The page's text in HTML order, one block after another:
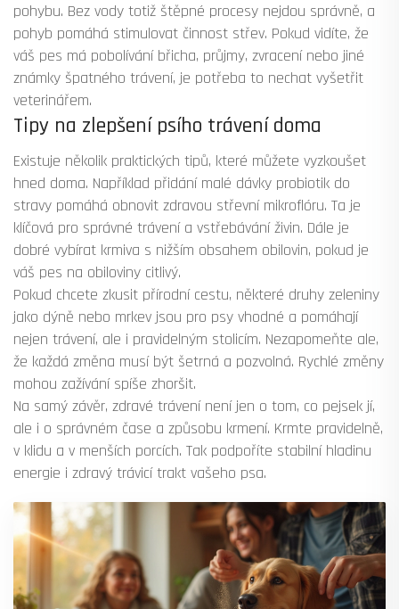
pohybu. Bez vody totiž štěpné procesy nejdou správně, a
pohyb pomáhá stimulovat činnost střev. Pokud vidíte, že
váš pes má pobolívání břicha, průjmy, zvracení nebo jiné
známky špatného trávení, je potřeba to nechat vyšetřit
veterinářem.
Tipy na zlepšení psího trávení doma
Existuje několik praktických tipů, které můžete vyzkoušet
hned doma. Například přidání malé dávky probiotik do
stravy pomáhá obnovit zdravou střevní mikroflóru. Ta je
klíčová pro správné trávení a vstřebávání živin. Dále je
dobré vybírat krmiva s nižším obsahem obilovin, pokud je
váš pes na obiloviny citlivý.
Pokud chcete zkusit přírodní cestu, některé druhy zeleniny
jako dýně nebo mrkev jsou pro psy vhodné a pomáhají
nejen trávení, ale i pravidelným stolicím. Nezapomeňte ale,
že každá změna musí být šetrná a pozvolná. Rychlé změny
mohou zažívání spíše zhoršit.
Na samý závěr, zdravé trávení není jen o tom, co pejsek jí,
ale i o správném čase a způsobu krmení. Krmte pravidelně,
v klidu a v menších porcích. Tak podpoříte stabilní hladinu
energie i zdravý trávicí trakt vašeho psa.